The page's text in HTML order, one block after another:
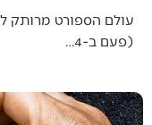
עולם הספורט מרותק
(פעם ב-4…